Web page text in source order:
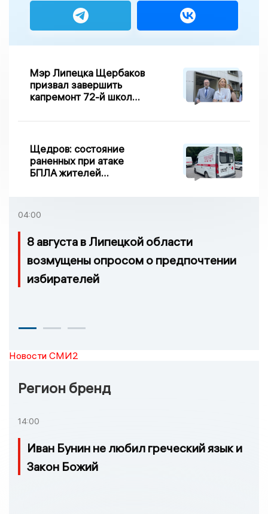
Мэр Липецка Щербаков
призвал завершить
капремонт 72-й школы
Щедров: состояние
раненных при атаке
БПЛА жителей
04:00
8 августа в Липецкой области
возмущены опросом о предпочтении
избирателей
Новости СМИ2
Регион бренд
14:00
Иван Бунин не любил греческий язык и
Закон Божий